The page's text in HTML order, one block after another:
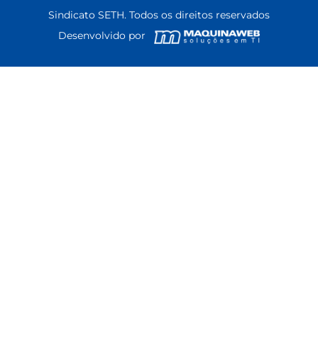
Sindicato SETH. Todos os direitos reservados
Desenvolvido por